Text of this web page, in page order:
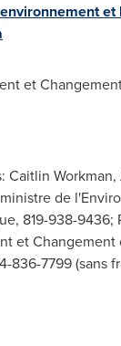
et
et
Caitlin
de
819-938-9436;
et Changement
836-7799 (sans